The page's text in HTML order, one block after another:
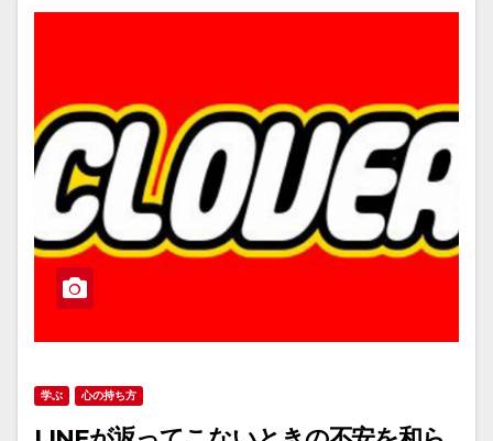
学ぶ 心の持ち方